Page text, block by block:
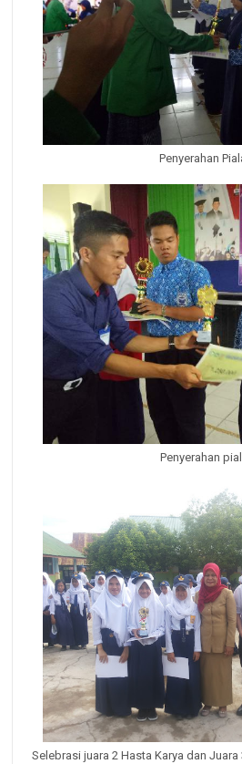
Penyerahan
Penyerahan
Selebrasi juara 2 Hasta Karya dan